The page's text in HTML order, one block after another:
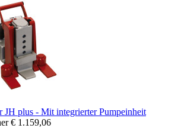
JH plus - Mit integrierter Pumpeinheit
€ 1.159,06